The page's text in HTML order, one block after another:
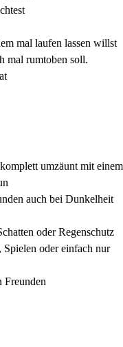
mal laufen lassen willst
mal rumtoben soll.
umzäunt mit einem
auch bei Dunkelheit
oder Regenschutz
oder einfach nur
Freunden